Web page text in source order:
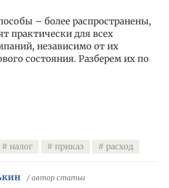
– более распространены,
практически для всех
независимо от их
состояния. Разберем их по
налог приказ расход
/ автор статьи